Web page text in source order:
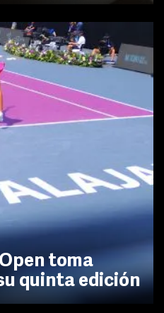
toma
quinta edición